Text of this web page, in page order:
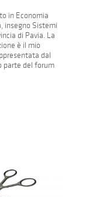
in Economia
insegno Sistemi
di Pavia. La
è il mio
dal
parte del forum